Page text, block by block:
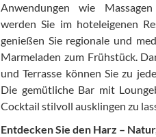
Anwendungen wie
werden Sie im hoteleigenen
genießen Sie regionale und
Marmeladen zum Frühstück.
und Terrasse können Sie zu
Die gemütliche Bar mit
Cocktail stilvoll ausklingen zu
Entdecken Sie den Harz –